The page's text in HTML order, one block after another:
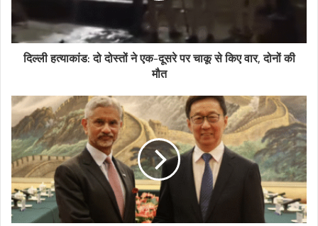
दिल्ली हत्याकांड: दो दोस्तों ने एक-दूसरे पर चाकू से किए वार, दोनों की
मौत